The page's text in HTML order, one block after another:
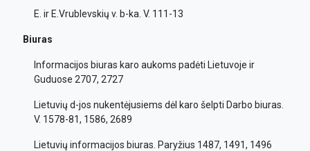
E. ir E.Vrublevskių v. b-ka. V. 111-13
Biuras
Informacijos biuras karo aukoms padėti Lietuvoje ir
Guduose 2707, 2727
Lietuvių d-jos nukentėjusiems dėl karo šelpti Darbo biuras.
V. 1578-81, 1586, 2689
Lietuvių informacijos biuras. Paryžius 1487, 1491, 1496